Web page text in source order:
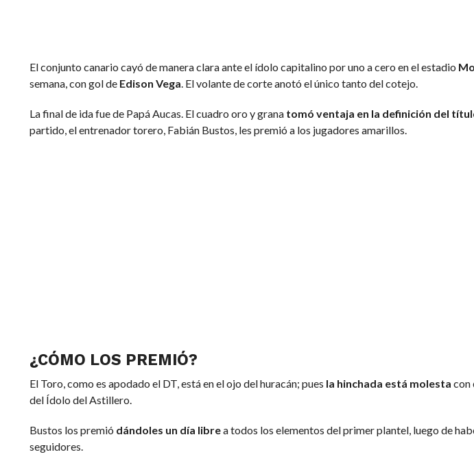
El conjunto canario cayó de manera clara ante el ídolo capitalino por uno a cero en el estadio
semana, con gol de Edison Vega. El volante de corte anotó el único tanto del cotejo.
La final de ida fue de Papá Aucas. El cuadro oro y grana tomó ventaja en la definición del
partido, el entrenador torero, Fabián Bustos, les premió a los jugadores amarillos.
¿CÓMO LOS PREMIÓ?
El Toro, como es apodado el DT, está en el ojo del huracán; pues la hinchada está molesta con
del Ídolo del Astillero.
Bustos los premió dándoles un día librea todos los elementos del primer plantel, luego de
seguidores.